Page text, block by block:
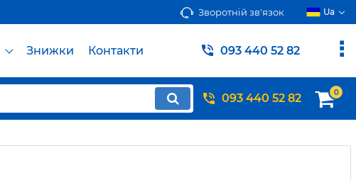
Зворотній зв'язок Ua
Знижки Контакти 093 440 52 82
093 440 52 82 0